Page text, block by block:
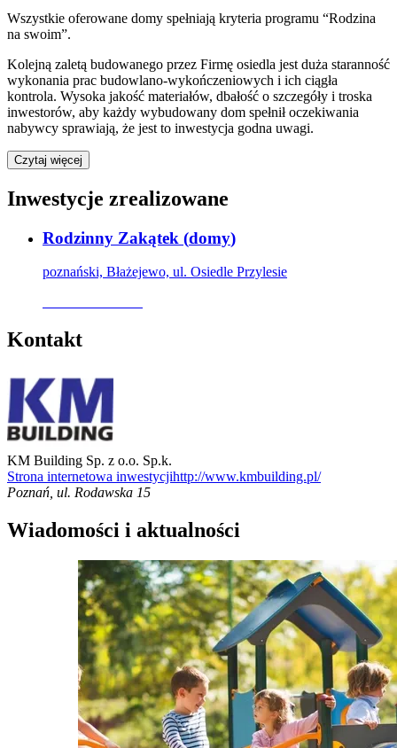
Wszystkie oferowane domy spełniają kryteria programu “Rodzina
na swoim”.
Kolejną zaletą budowanego przez Firmę osiedla jest duża staranność
wykonania prac budowlano-wykończeniowych i ich ciągła
kontrola. Wysoka jakość materiałów, dbałość o szczegóły i troska
inwestorów, aby każdy wybudowany dom spełnił oczekiwania
nabywcy sprawiają, że jest to inwestycja godna uwagi.
Czytaj więcej
Inwestycje zrealizowane
Rodzinny Zakątek (domy)
poznański, Błażejewo, ul. Osiedle Przylesie
Kontakt
KM Building Sp. z o.o. Sp.k.
Strona internetowa inwestycjihttp://www.kmbuilding.pl/
Poznań ul. Rodawska 15
Wiadomości i aktualności